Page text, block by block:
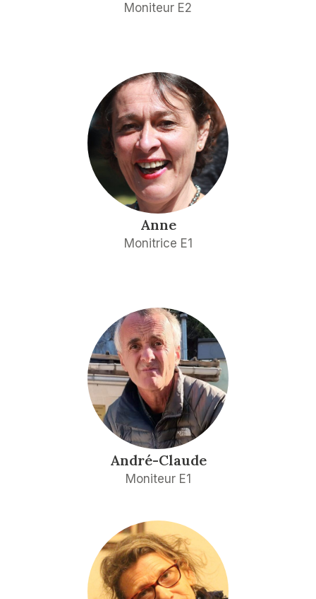
Moniteur E2
Anne
Monitrice E1
André-Claude
Moniteur E1